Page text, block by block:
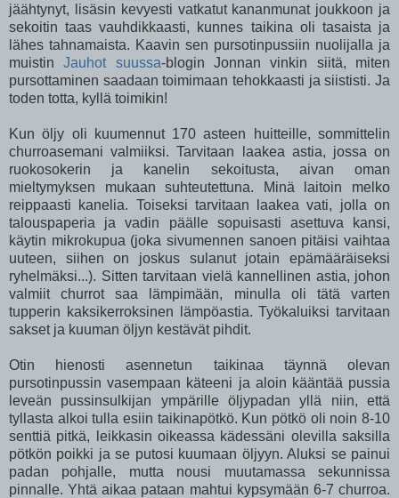
jäähtynyt, lisäsin kevyesti vatkatut kananmunat joukkoon ja
sekoitin taas vauhdikkaasti, kunnes taikina oli tasaista ja
lähes tahnamaista. Kaavin sen pursotinpussiin nuolijalla ja
muistinJauhot suussa-blogin Jonnan vinkin siitä, miten
pursottaminen saadaan toimimaan tehokkaasti ja siististi. Ja
toden totta, kyllä toimikin!
Kun öljy oli kuumennut 170 asteen huitteille, sommittelin
churroasemani valmiiksi. Tarvitaan laakea astia, jossa on
ruokosokerin ja kanelin sekoitusta, aivan oman
mieltymyksen mukaan suhteutettuna. Minä laitoin melko
reippaasti kanelia. Toiseksi tarvitaan laakea vati, jolla on
talouspaperia ja vadin päälle sopuisasti asettuva kansi,
käytin mikrokupua (joka sivumennen sanoen pitäisi vaihtaa
uuteen, siihen on joskus sulanut jotain epämääräiseksi
ryhelmäksi...). Sitten tarvitaan vielä kannellinen astia, johon
valmiit churrot saa lämpimään, minulla oli tätä varten
tupperin kaksikerroksinen lämpöastia. Työkaluiksi tarvitaan
sakset ja kuuman öljyn kestävät pihdit.
Otin hienosti asennetun taikinaa täynnä olevan
pursotinpussin vasempaan käteeni ja aloin kääntää pussia
leveän pussinsulkijan ympärille öljypadan yllä niin, että
tyllasta alkoi tulla esiin taikinapötkö. Kun pötkö oli noin 8-10
senttiä pitkä, leikkasin oikeassa kädessäni olevilla saksilla
pötkön poikki ja se putosi kuumaan öljyyn. Aluksi se painui
padan pohjalle, mutta nousi muutamassa sekunnissa
pinnalle. Yhtä aikaa pataan mahtui kypsymään 6-7 churroa.